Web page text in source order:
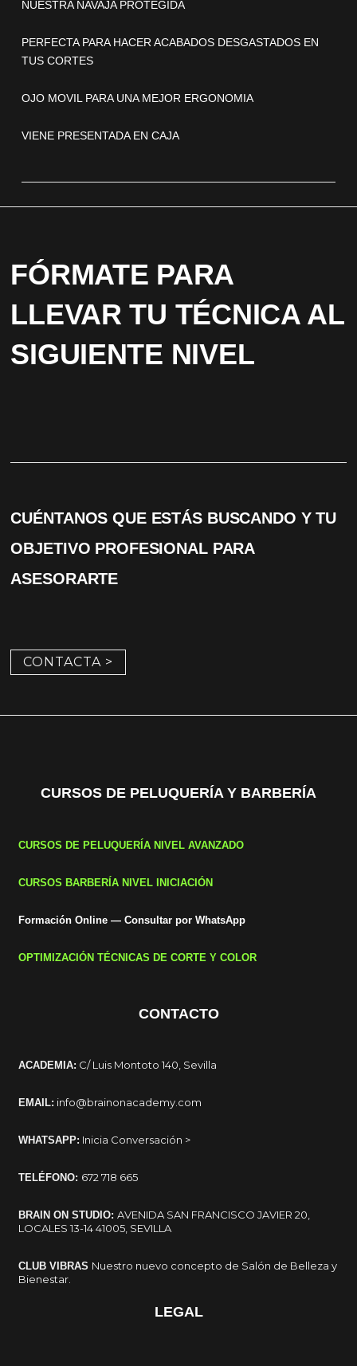
NUESTRA NAVAJA PROTEGIDA
PERFECTA PARA HACER ACABADOS DESGASTADOS EN
TUS CORTES
OJO MOVIL PARA UNA MEJOR ERGONOMIA
VIENE PRESENTADA EN CAJA
FÓRMATE PARA
LLEVAR TU TÉCNICA AL
SIGUIENTE NIVEL
CUÉNTANOS QUE ESTÁS BUSCANDO Y TU
OBJETIVO PROFESIONAL PARA
ASESORARTE
CONTACTA >
CURSOS DE PELUQUERÍA Y BARBERÍA
CURSOS DE PELUQUERÍA NIVEL AVANZADO
CURSOS BARBERÍA NIVEL INICIACIÓN
Formación Online — Consultar por WhatsApp
OPTIMIZACIÓN TÉCNICAS DE CORTE Y COLOR
CONTACTO
ACADEMIA: C/ Luis Montoto 140, Sevilla
EMAIL: info@brainonacademy.com
WHATSAPP: Inicia Conversación >
TELÉFONO: 672 718 665
BRAIN ON STUDIO:AVENIDA SAN FRANCISCO JAVIER 20,
LOCALES 13-14 41005, SEVILLA
CLUB VIBRAS Nuestro nuevo concepto de Salón de Belleza y
Bienestar.
LEGAL